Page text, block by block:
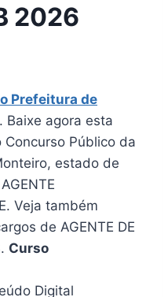
2026
Prefeitura de
. Baixe agora esta
Público da
estado de
Veja também
de AGENTE DE
Curso
Digital